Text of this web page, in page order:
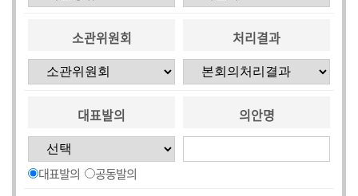
소관위원회 처리결과
대표발의
대표발의 공동발의
의안명